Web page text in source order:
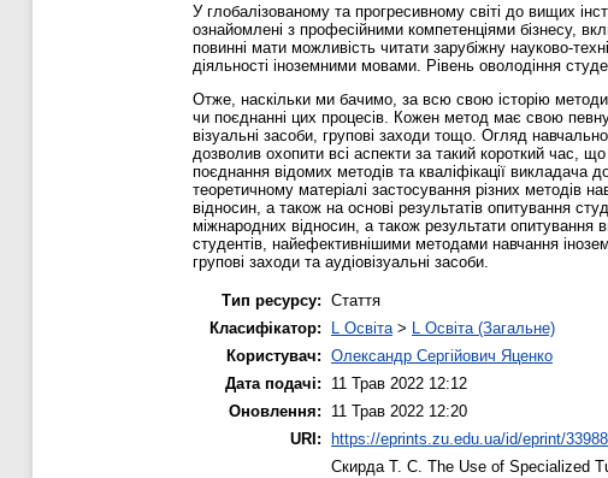
У глобалізованому та прогресивному світі до вищих
ознайомлені з професійними компетенціями бізнесу,
повинні мати можливість читати зарубіжну науково-
діяльності іноземними мовами. Рівень оволодіння
Отже, наскільки ми бачимо, за всю свою історію методи
чи поєднанні цих процесів. Кожен метод має свою
візуальні засоби, групові заходи тощо. Огляд
дозволив охопити всі аспекти за такий короткий час,
поєднання відомих методів та кваліфікації
теоретичному матеріалі застосування різних методів
відносин, а також на основі результатів опитування
міжнародних відносин, а також результати опитування
студентів, найефективнішими методами навчання
групові заходи та аудіовізуальні засоби.
Тип ресурсу: Стаття
Класифікатор:
L Освіта> L Освіта (Загальне)
Користувач: Олександр Сергійович Яценко
Дата подачі:
11 Трав 2022 12:12
Оновлення:
11 Трав 2022 12:20
URI:
https://eprints.zu.edu.ua/id/eprint/33988
Скирда Т. С. The Use of Specialized